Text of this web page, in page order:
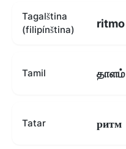
Tagalština
(filipínština)
ritmo
Tamil தாளம்
Tatar ритм